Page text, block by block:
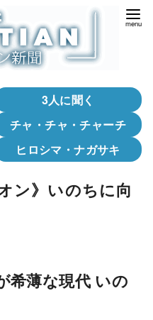
3人に聞く
チャ・チャ・チャーチ
ヒロシマ・ナガサキ
ン》いのちに向
希薄な現代 いの